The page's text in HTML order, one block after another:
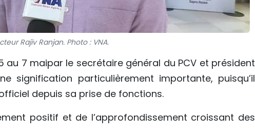
Rajiv Ranjan. Photo : VNA.
au 7 maipar le secrétaire général du PCV et président
signification particulièrement importante, puisqu’il
depuis sa prise de fonctions.
positif et de l’approfondissement croissant des